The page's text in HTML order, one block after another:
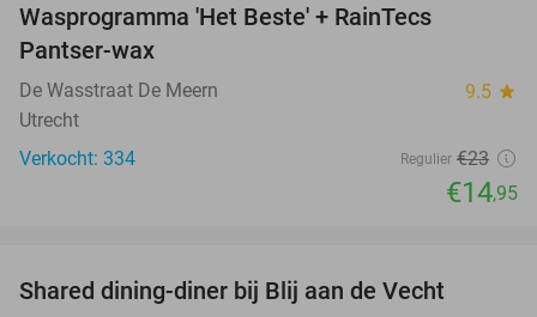
Wasprogramma 'Het Beste' + RainTecs
Pantser-wax
De Wasstraat De Meern 9.5 star
Utrecht
Verkocht: 334
Regulier €23
€14,95
Shared dining-diner bij Blij aan de Vecht